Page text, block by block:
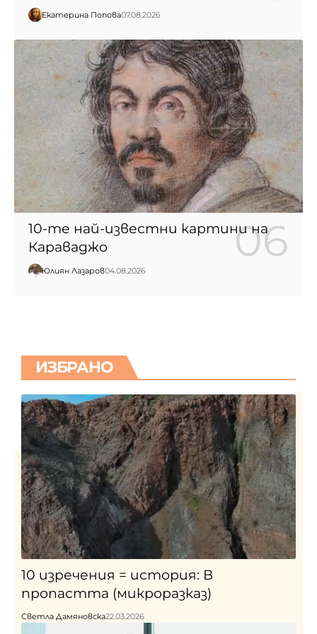
Екатерина Попова07.08.2026
10-те най-известни картини на
Караваджо
Юлиян Лазаров04.08.2026
ИЗБРАНО
10 изречения = история: В
пропастта (микроразказ)
Светла Дамяновска22.03.2026